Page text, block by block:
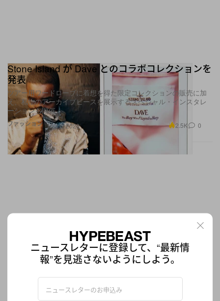
ファッション
Stone Island が Dave とのコラボコレクションを
発表
ツアー用ワードローブに着想を得た限定コレクションの販売に加
え、私物のアーカイブピースを展示するスペシャル・インスタレ
ーションも開催
Mar 6, 2026 2.5K 0
見逃したくない今週のリリース 9 選
ニュースレターに登録して、“最新情
報”を見逃さないようにしよう。